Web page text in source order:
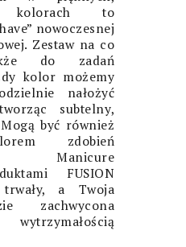
kolorach to
nowoczesnej
Zestaw na co
do zadań
kolor możemy
nałożyć
subtelny,
być również
zdobień
Manicure
FUSION
a Twoja
zachwycona